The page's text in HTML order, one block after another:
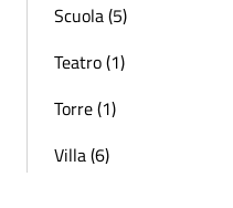
Scuola (5)
Teatro (1)
Torre (1)
Villa (6)